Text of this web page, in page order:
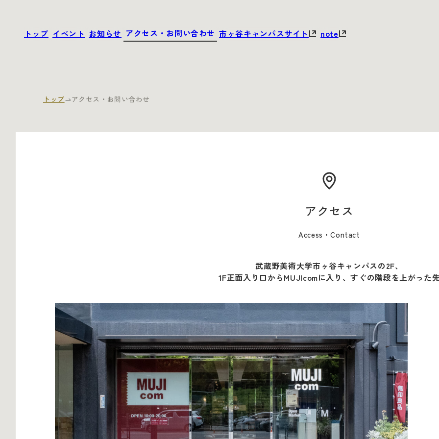
トップ
トップ イベント
イベント お知らせ
お知らせ アクセス・お問い合わせ
アクセス・お問い合わせ 市ヶ谷キャンパスサイト
市ヶ谷キャンパスサイト note
note
トップ アクセス・お問い合わせ
アクセス
Access・Contact
武蔵野美術大学市ヶ谷キャンパスの2F、
1F正面入り口からMUJIcomに入り、すぐの階段を上がった